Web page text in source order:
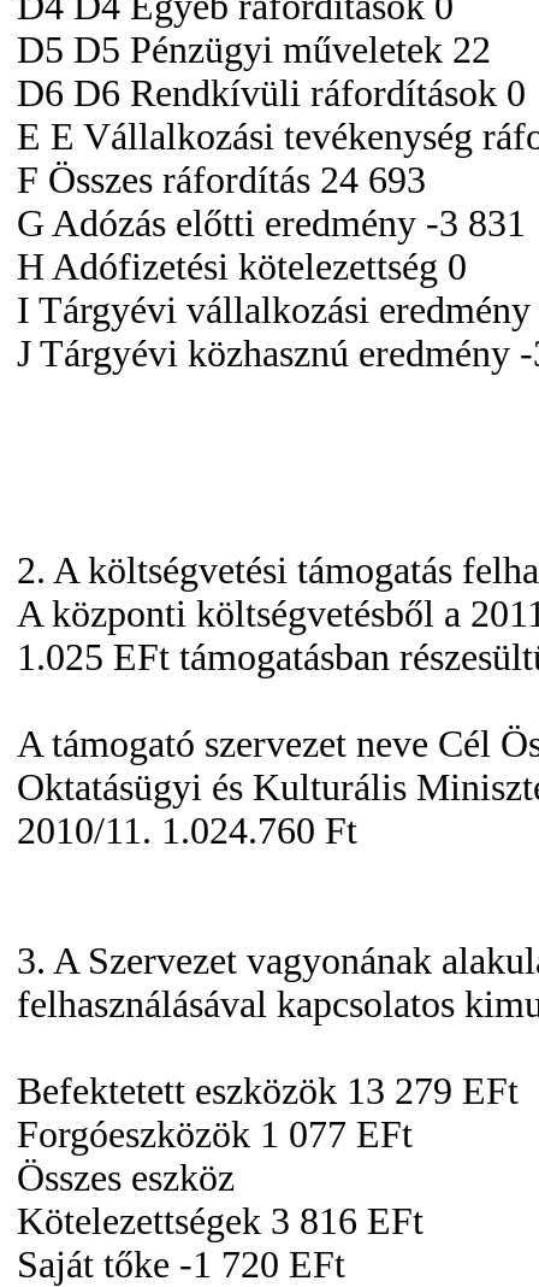
D5 D5 Pénzügyi műveletek 22
D6 D6 Rendkívüli ráfordítások 0
E E Vállalkozási tevékenység
F Összes ráfordítás 24 693
G Adózás előtti eredmény -3 831
H Adófizetési kötelezettség 0
I Tárgyévi vállalkozási eredmény
J Tárgyévi közhasznú eredmény
2. A költségvetési támogatás
A központi költségvetésből a
1.025 EFt támogatásban
A támogató szervezet neve Cél
Oktatásügyi és Kulturális
2010/11. 1.024.760 Ft
3. A Szervezet vagyonának
felhasználásával kapcsolatos
Befektetett eszközök 13 279 EFt
Forgóeszközök 1 077 EFt
Összes eszköz
Kötelezettségek 3 816 EFt
Saját tőke -1 720 EFt